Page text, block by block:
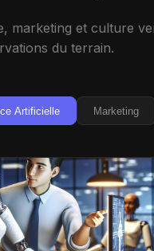
marketing et culture
du terrain.
Artificielle Marketing